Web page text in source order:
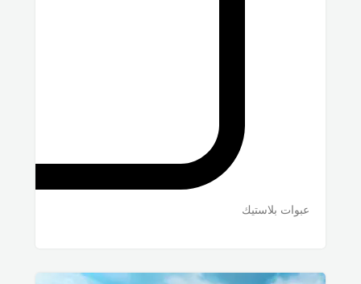
عبوات بلاستيك